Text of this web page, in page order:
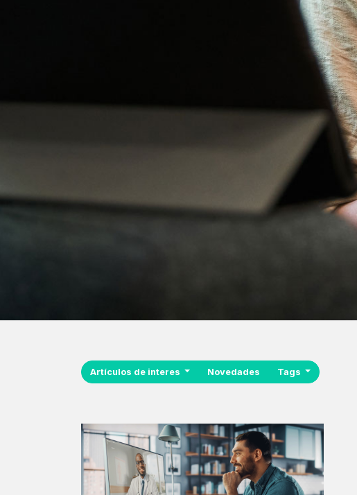
Artículos de interes Novedades Tags